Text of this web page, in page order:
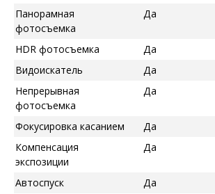
Панорамная
фотосъемка
Да
HDR фотосъемка Да
Видоискатель
Да
Непрерывная
фотосъемка
Да
Фокусировка касанием Да
Компенсация
экспозиции
Да
Автоспуск Да